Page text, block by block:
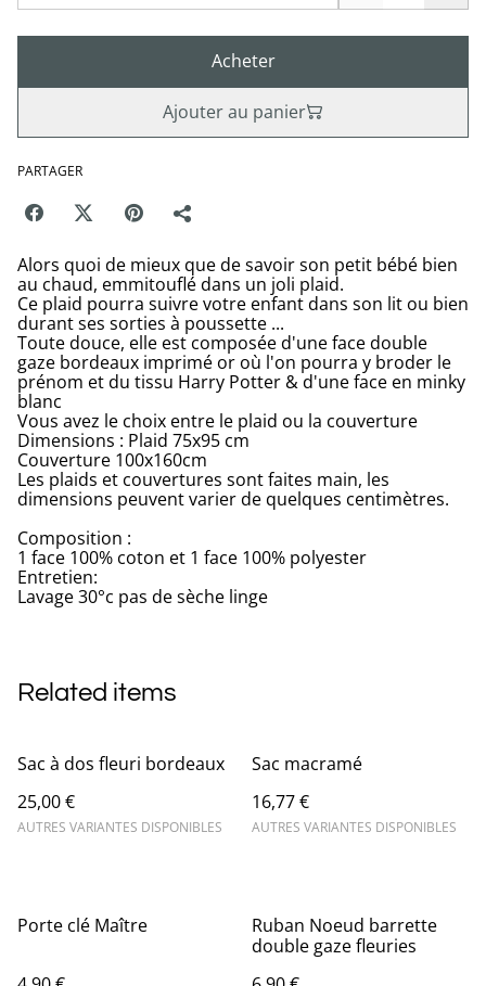
Acheter
Ajouter au panier
PARTAGER
Alors quoi de mieux que de savoir son petit bébé bien
au chaud, emmitouflé dans un joli plaid.
Ce plaid pourra suivre votre enfant dans son lit ou bien
durant ses sorties à poussette ...
Toute douce, elle est composée d'une face double
gaze bordeaux imprimé or où l'on pourra y broder le
prénom et du tissu Harry Potter & d'une face en minky
blanc
Vous avez le choix entre le plaid ou la couverture
Dimensions : Plaid 75x95 cm
Couverture 100x160cm
Les plaids et couvertures sont faites main, les
dimensions peuvent varier de quelques centimètres.
Composition :
1 face 100% coton et 1 face 100% polyester
Entretien:
Lavage 30°c pas de sèche linge
Related items
Sac à dos fleuri bordeaux
25,00 €
AUTRES VARIANTES DISPONIBLES
Sac macramé
16,77 €
AUTRES VARIANTES DISPONIBLES
Porte clé Maître
Ruban Noeud barrette
double gaze fleuries